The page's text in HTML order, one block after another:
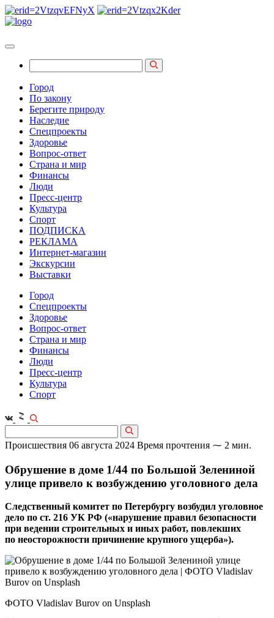
Город
По закону
Берегите природу
Наследие
Спецпроекты
Здоровье
Вопрос-ответ
Страна и мир
Финансы
Люди
Пресс-центр
Культура
Спорт
ПОДПИСКА
РЕКЛАМА
Интернет-магазин
Экскурсии
Выставки
Город
Спецпроекты
Здоровье
Вопрос-ответ
Страна и мир
Финансы
Люди
Пресс-центр
Культура
Спорт
Происшествия 06 августа 2024 Время прочтения ⁓ 2 мин.
Обрушение в доме 1/44 по Большой Зелениной
улице привело к возбуждению уголовного дела
Следственный комитет по Петербургу возбудил уголовное
дело по ст. 216 УК РФ («нарушение правил безопасности
при ведении строительных и иных работ, повлекших
по неосторожности причинение крупного ущерба»).
ФОТО Vladislav Burov on Unsplash